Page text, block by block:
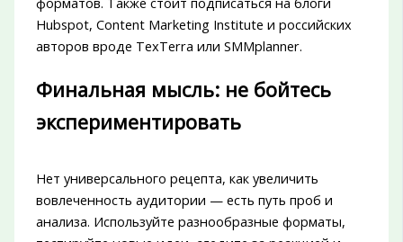
Hubspot, Content Marketing Institute и российских
авторов вроде TexTerra или SMMplanner.
Финальная мысль: не бойтесь
экспериментировать
Нет универсального рецепта, как увеличить
вовлеченность аудитории — есть путь проб и
анализа. Используйте разнообразные форматы,